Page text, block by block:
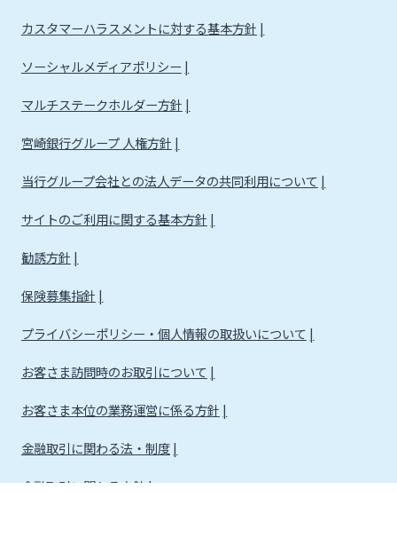
カスタマーハラスメントに対する基本方針
ソーシャルメディアポリシー
マルチステークホルダー方針
宮崎銀行グループ 人権方針
当行グループ会社との法人データの共同利用について
サイトのご利用に関する基本方針
勧誘方針
保険募集指針
プライバシーポリシー・個人情報の取扱いについて
お客さま訪問時のお取引について
お客さま本位の業務運営に係る方針
金融取引に関わる法・制度
金融取引に関わる方針